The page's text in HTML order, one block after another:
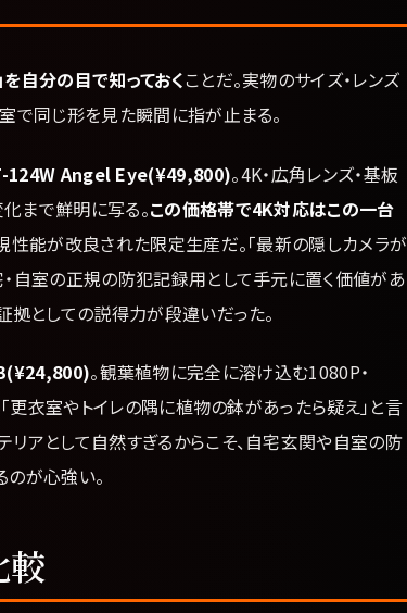
自分の目で知っておくことだ。実物のサイズ・レンズ
で同じ形を見た瞬間に指が止まる。
124W Angel Eye(¥49,800)。4K・広角レンズ・基板
まで鮮明に写る。この価格帯で4K対応はこの一台
能が改良された限定生産だ。「最新の隠しカメラが
・自室の正規の防犯記録用として手元に置く価値があ
拠としての説得力が段違いだった。
。観葉植物に完全に溶け込む1080P・
更衣室やトイレの隅に植物の鉢があったら疑え」と言
アとして自然すぎるからこそ、自宅玄関や自室の防
が心強い。